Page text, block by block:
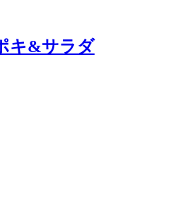
キ&サラダ